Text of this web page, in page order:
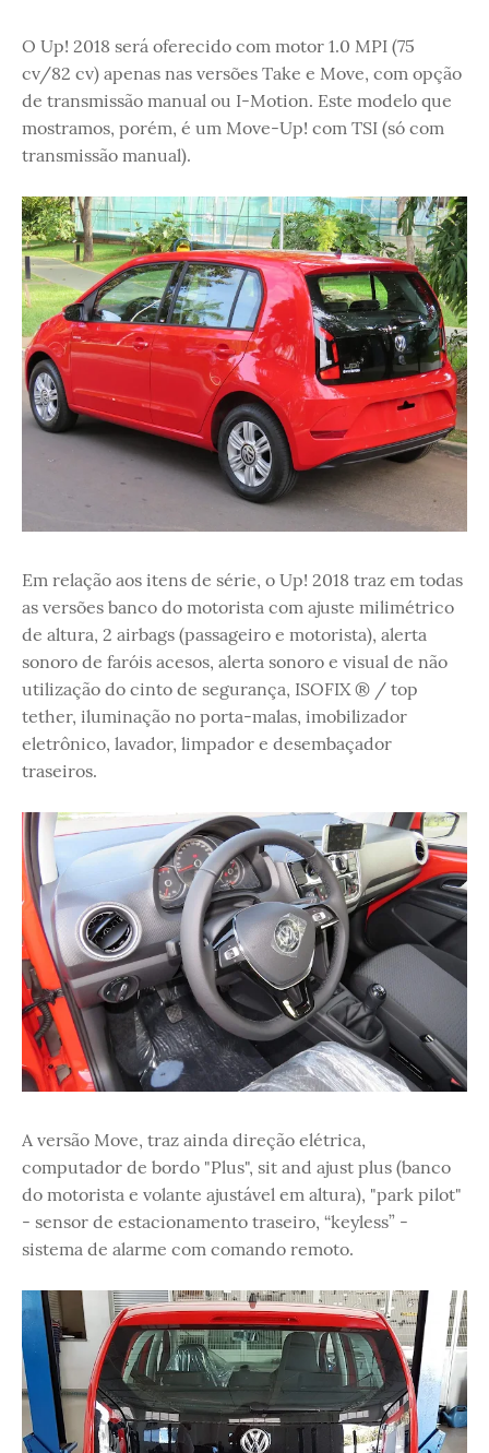
O Up! 2018 será oferecido com motor 1.0 MPI (75
cv/82 cv) apenas nas versões Take e Move, com opção
de transmissão manual ou I-Motion. Este modelo que
mostramos, porém, é um Move-Up! com TSI (só com
transmissão manual).
Em relação aos itens de série, o Up! 2018 traz em todas
as versões banco do motorista com ajuste milimétrico
de altura, 2 airbags (passageiro e motorista), alerta
sonoro de faróis acesos, alerta sonoro e visual de não
utilização do cinto de segurança, ISOFIX ® / top
tether, iluminação no porta-malas, imobilizador
eletrônico, lavador, limpador e desembaçador
traseiros.
A versão Move, traz ainda direção elétrica,
computador de bordo "Plus", sit and ajust plus (banco
do motorista e volante ajustável em altura), "park pilot"
- sensor de estacionamento traseiro, “keyless” -
sistema de alarme com comando remoto.